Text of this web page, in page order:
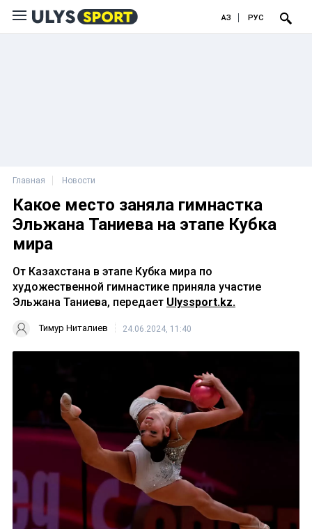
ҚАЗ РУС
Главная Новости
Какое место заняла гимнастка
Эльжана Таниева на этапе Кубка
мира
От Казахстана в этапе Кубка мира по
художественной гимнастике приняла участие
Эльжана Таниева, передает Ulyssport.kz.
Тимур Ниталиев 24.06.2024, 11:40